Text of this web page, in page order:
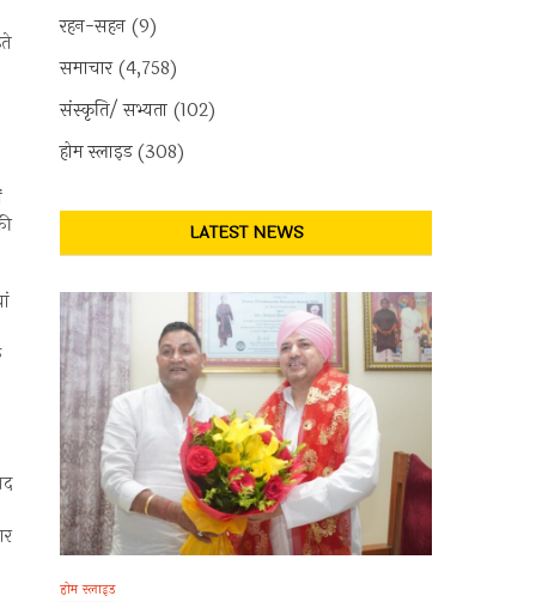
रहन-सहन (9)
समाचार(4,758)
संस्कृति/ सभ्यता (102)
होम स्लाइड(308)
LATEST NEWS
होम स्लाइड